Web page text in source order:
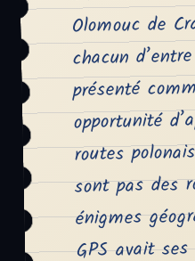
Olomouc de
chacun
présenté
opportunité
routes
sont pas des
énigmes
GPS avait